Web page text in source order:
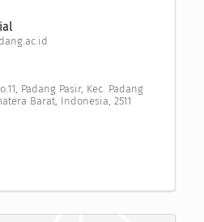
Padang Pasir, Kec. Padang
Barat, Indonesia, 2511